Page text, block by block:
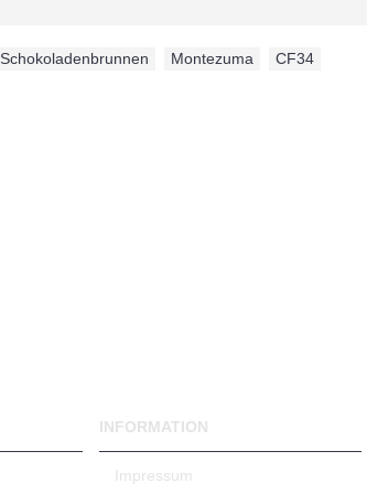
Schokoladenbrunnen Montezuma CF34
INFORMATION
Impressum